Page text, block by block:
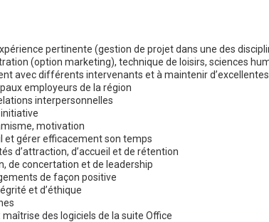
pertinente (gestion de projet dans une des
(option marketing), technique de loisirs, sciences
avec différents intervenants et à maintenir
employeurs de la région
interpersonnelles
motivation
et gérer efficacement son temps
d’attraction, d’accueil et de rétention
de concertation et de leadership
de façon positive
et d’éthique
des logiciels de la suite Office